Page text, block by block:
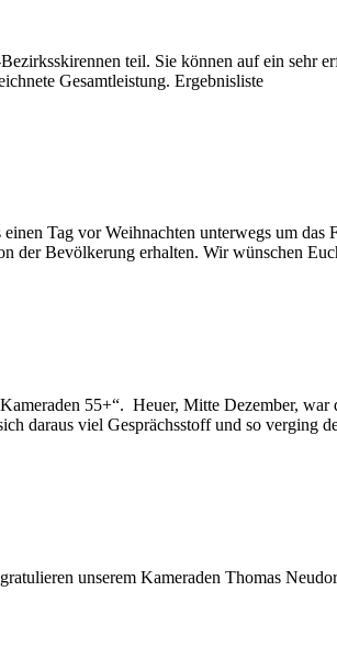
teil. Sie können auf ein sehr
Gesamtleistung. Ergebnisliste
Tag vor Weihnachten unterwegs um
der Bevölkerung erhalten. Wir wünschen
55+“. Heuer, Mitte Dezember,
daraus viel Gesprächsstoff und so verging
unserem Kameraden Thomas